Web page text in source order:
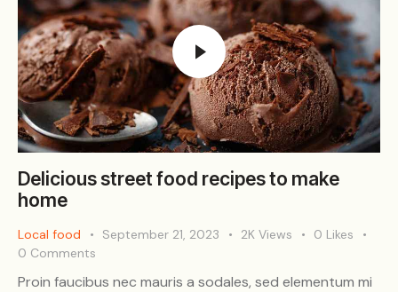
Delicious street food recipes to make
home
Local food September 21, 2023 2K Views 0 Likes
0 Comments
Proin faucibus nec mauris a sodales, sed elementum mi